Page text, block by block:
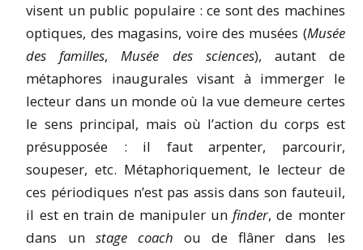
visent un public populaire : ce sont des machines
optiques, des magasins, voire des musées (Musée
des familles,Musée des sciences), autant de
métaphores inaugurales visant à immerger le
lecteur dans un monde où la vue demeure certes
le sens principal, mais où l’action du corps est
présupposée : il faut arpenter, parcourir,
soupeser, etc. Métaphoriquement, le lecteur de
ces périodiques n’est pas assis dans son fauteuil,
il est en train de manipuler unfinder, de monter
dans un stage coach ou de flâner dans les